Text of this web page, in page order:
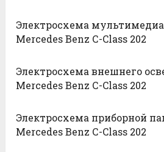
Электросхема
Mercedes Benz С-Class 202
Электросхема внешнего
Mercedes Benz С-Class 202
Электросхема приборной
Mercedes Benz С-Class 202